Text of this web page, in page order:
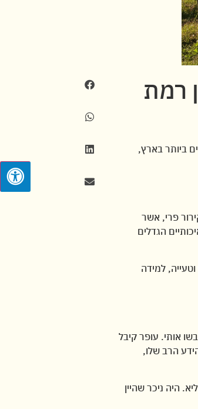
רמת
ביותר בארץ,
פרי, אשר
הגדלים
למידה
אותי. עופר קיבל
הרב שלו,
היה ניכר שהיין